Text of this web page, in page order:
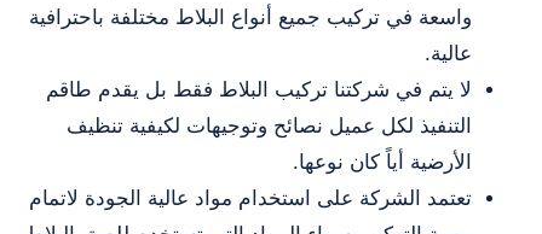
واسعة في تركيب جميع أنواع البلاط مختلفة باحترافية
عالية.
لا يتم في شركتنا تركيب البلاط فقط بل يقدم طاقم
التنفيذ لكل عميل نصائح وتوجيهات لكيفية تنظيف
الأرضية أياً كان نوعها.
تعتمد الشركة على استخدام مواد عالية الجودة لاتمام